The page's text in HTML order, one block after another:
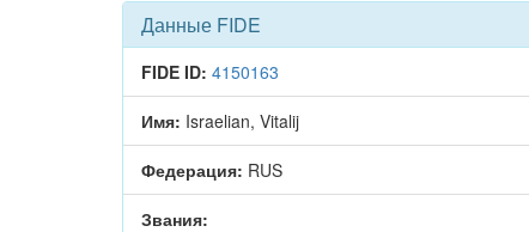
Данные FIDE
FIDE ID: 4150163
Имя: Israelian, Vitalij
Федерация: RUS
Звания: